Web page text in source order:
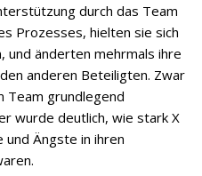
durch das Team
Prozesses, hielten sie sich
änderten mehrmals ihre
anderen Beteiligten. Zwar
Team grundlegend
wurde deutlich, wie stark X
und Ängste in ihren